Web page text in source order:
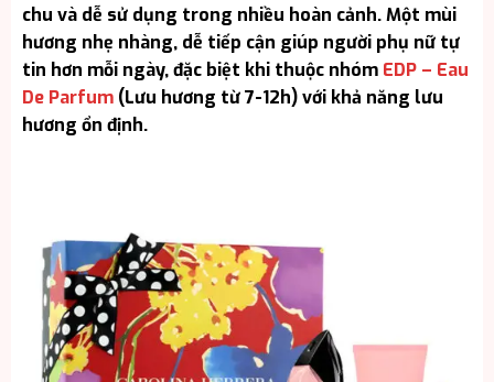
chu và dễ sử dụng trong nhiều hoàn cảnh. Một mùi
hương nhẹ nhàng, dễ tiếp cận giúp người phụ nữ tự
tin hơn mỗi ngày, đặc biệt khi thuộc nhóm EDP – Eau
De Parfum(Lưu hương từ 7-12h) với khả năng lưu
hương ổn định.